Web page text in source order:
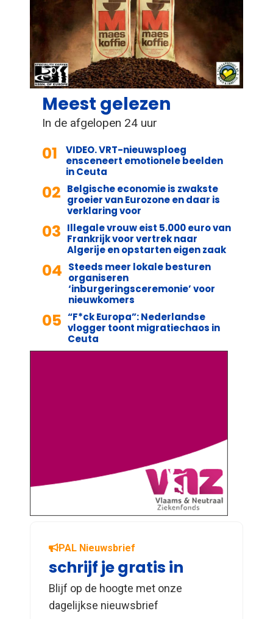
Meest gelezen
In de afgelopen 24 uur
01
VIDEO. VRT-nieuwsploeg
ensceneert emotionele beelden
in Ceuta
02 Belgische economie is zwakste
groeier van Eurozone en daar is
verklaring voor
03 Illegale vrouw eist 5.000 euro van
Frankrijk voor vertrek naar
Algerije en opstarten eigen zaak
04 Steeds meer lokale besturen
organiseren
‘inburgeringsceremonie’ voor
nieuwkomers
05 “F*ck Europa”: Nederlandse
vlogger toont migratiechaos in
Ceuta
PAL Nieuwsbrief
schrijf je gratis in
Blijf op de hoogte met onze
dagelijkse nieuwsbrief